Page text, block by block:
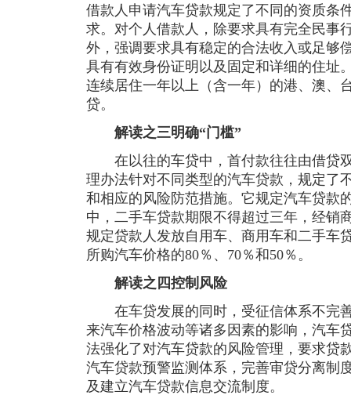
借款人申请汽车贷款规定了不同的资质条
求。对个人借款人，除要求具有完全民事
外，强调要求具有稳定的合法收入或足够
具有有效身份证明以及固定和详细的住址
连续居住一年以上（含一年）的港、澳、
贷。
解读之三明确“门槛”
在以往的车贷中，首付款往往由借贷
理办法针对不同类型的汽车贷款，规定了
和相应的风险防范措施。它规定汽车贷款
中，二手车贷款期限不得超过三年，经销
规定贷款人发放自用车、商用车和二手车
所购汽车价格的80％、70％和50％。
解读之四控制风险
在车贷发展的同时，受征信体系不完
来汽车价格波动等诸多因素的影响，汽车
法强化了对汽车贷款的风险管理，要求贷
汽车贷款预警监测体系，完善审贷分离制
及建立汽车贷款信息交流制度。